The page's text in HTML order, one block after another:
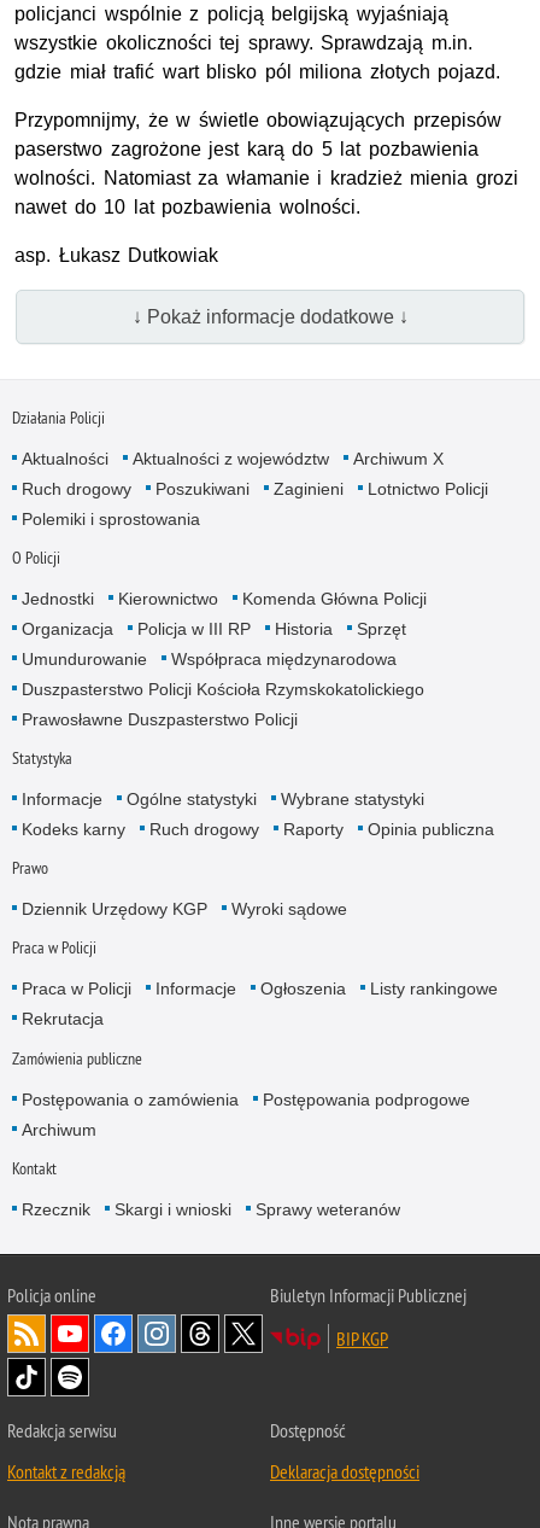
policjanci wspólnie z policją belgijską wyjaśniają
wszystkie okoliczności tej sprawy. Sprawdzają m.in.
gdzie miał trafić wart blisko pól miliona złotych pojazd.
Przypomnijmy, że w świetle obowiązujących przepisów
paserstwo zagrożone jest karą do 5 lat pozbawienia
wolności. Natomiast za włamanie i kradzież mienia grozi
nawet do 10 lat pozbawienia wolności.
asp. Łukasz Dutkowiak
↓ Pokaż informacje dodatkowe ↓
Działania Policji
Aktualności Aktualności z województw
Archiwum X
Ruch drogowy
Poszukiwani Zaginieni
Lotnictwo Policji
Polemiki i sprostowania
O Policji
Jednostki Kierownictwo
Komenda Główna Policji
Organizacja
Policja w III RP Historia
Sprzęt
Umundurowanie
Współpraca międzynarodowa
Duszpasterstwo Policji Kościoła Rzymskokatolickiego
Prawosławne Duszpasterstwo Policji
Statystyka
Informacje Ogólne statystyki
Wybrane statystyki
Kodeks karny
Ruch drogowy Raporty Opinia publiczna
Prawo
Dziennik Urzędowy KGP Wyroki sądowe
Praca w Policji
Praca w Policji Informacje Ogłoszenia
Listy rankingowe
Rekrutacja
Zamówienia publiczne
Postępowania o zamówienia
Postępowania podprogowe
Archiwum
Kontakt
Rzecznik Skargi i wnioski Sprawy weteranów
Policjaonline
Biuletyn Informacji Publicznej
BIP KGP
Redakcja serwisu
Kontakt z redakcją
Dostępność
Deklaracja dostępności
Nota prawna Inne wersje portalu